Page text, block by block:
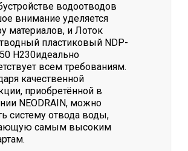
водоотводов
внимание уделяется
материалов, и Лоток
пластиковый NDP-
H230идеально
всем требованиям.
качественной
приобретённой в
NEODRAIN, можно
систему отвода воды,
самым высоким